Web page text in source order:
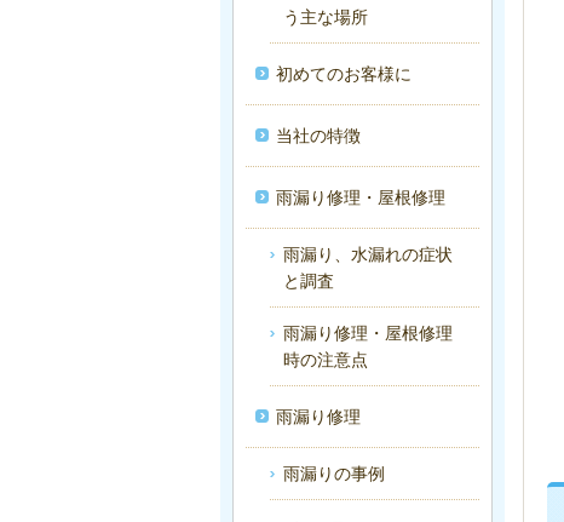
う主な場所
初めてのお客様に
当社の特徴
雨漏り修理・屋根修理
雨漏り、水漏れの症状
と調査
雨漏り修理・屋根修理
時の注意点
雨漏り修理
雨漏りの事例